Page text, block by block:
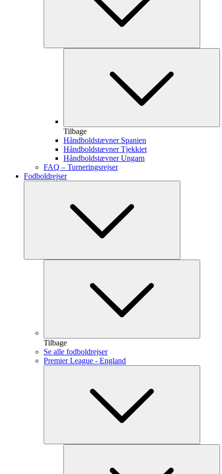
Tilbage
Håndboldstævner Spanien
Håndboldstævner Tjekkiet
Håndboldstævner Ungarn
FAQ – Turneringsrejser
Fodboldrejser
Tilbage
Se alle fodboldrejser
Premier League - England